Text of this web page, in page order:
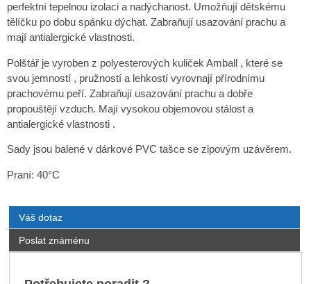
perfektní tepelnou izolaci a nadýchanost. Umožňují dětskému
tělíčku po dobu spánku dýchat. Zabraňují usazování prachu a
mají antialergické vlastnosti.
Polštář je vyroben z polyesterových kuliček Amball , které se
svou jemností , pružností a lehkostí vyrovnají přírodnímu
prachovému peří. Zabraňují usazování prachu a dobře
propouštějí vzduch. Mají vysokou objemovou stálost a
antialergické vlastnosti .
Sady jsou balené v dárkové PVC tašce se zipovým uzávěrem.
Praní: 40°C
Váš dotaz
Poslat známénu